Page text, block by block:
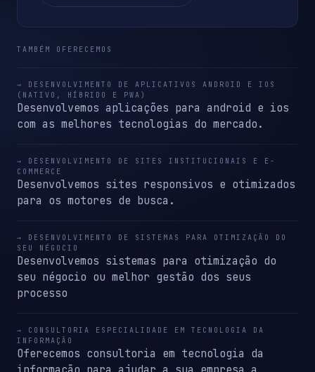
TAMBÉM OFERECEMOS
→ DESENVOLVIMENTO DE APLICATIVOS ANDROID E IOS
(NATIVO, HÍBRIDO E PWA)
Desenvolvemos aplicações para android e ios
com as melhores tecnologias do mercado.
→ DESENVOLVIMENTO DE SITES INSTITUCIONAIS E E-
COMMERCE
Desenvolvemos sites responsivos e otimizados
para os motores de busca.
→ DESENVOLVIMENTO DE SISTEMAS PARA OTIMIZAÇÃO DO
SEU NÉGOCIO
Desenvolvemos sistemas para otimização do
seu négocio ou melhor gestão dos seus
processo
→ CONSULTORIA ESPECIALIDADE EM TECNOLOGIA DA
INFORMAÇÃO
Oferecemos consultoria em tecnologia da